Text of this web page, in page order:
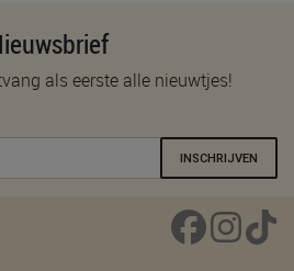
als eerste alle nieuwtjes!
INSCHRIJVEN